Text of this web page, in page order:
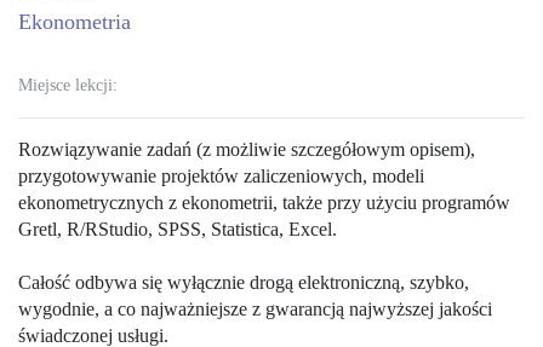
ekonometria
Miejsce lekcji:
Rozwiązywanie zadań (z możliwie szczegółowym opisem),
przygotowywanie projektów zaliczeniowych, modeli
ekonometrycznych z ekonometrii, także przy użyciu programów
Gretl, R/RStudio, SPSS, Statistica, Excel.
Całość odbywa się wyłącznie drogą elektroniczną, szybko,
wygodnie, a co najważniejsze z gwarancją najwyższej jakości
świadczonej usługi.